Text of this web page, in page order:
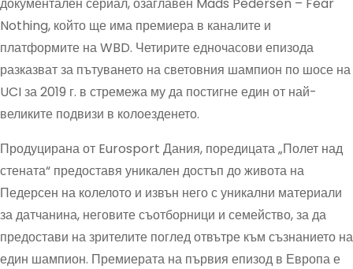
Nothing, който ще има премиера в каналите и
платформите на WBD. Четирите едночасови епизода
разказват за пътуването на световния шампион по шосе на
UCI за 2019 г. в стремежа му да постигне един от най-
великите подвизи в колоезденето.
Продуцирана от Eurosport Дания, поредицата „Полет над
стената“ предоставя уникален достъп до живота на
Педерсен на колелото и извън него с уникални материали
за датчанина, неговите съотборници и семейство, за да
предостави на зрителите поглед отвътре към съзнанието на
един шампион. Премиерата на първия епизод в Европа е